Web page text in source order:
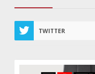
TWITTER